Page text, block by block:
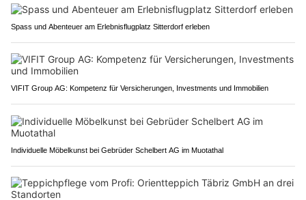
Spass und Abenteuer am Erlebnisflugplatz Sitterdorf erleben
VIFIT Group AG: Kompetenz für Versicherungen, Investments und Immobilien
Individuelle Möbelkunst bei Gebrüder Schelbert AG im Muotathal